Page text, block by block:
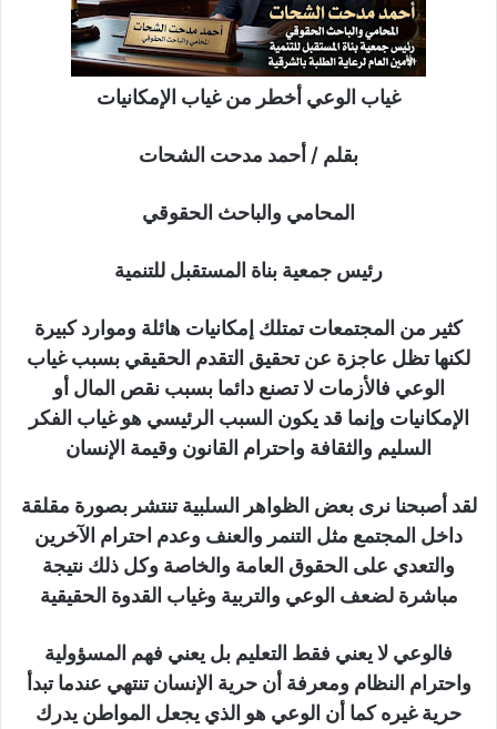
ا
إ
ل
ك
غياب الوعي أخطر من غياب الإمكانيات
بقلم / أحمد مدحت الشحات
المحامي والباحث الحقوقي
رئيس جمعية بناة المستقبل للتنمية
كثير من المجتمعات تمتلك إمكانيات هائلة وموارد كبيرة
لكنها تظل عاجزة عن تحقيق التقدم الحقيقي بسبب غياب
الوعي فالأزمات لا تصنع دائما بسبب نقص المال أو
الإمكانيات وإنما قد يكون السبب الرئيسي هو غياب الفكر
السليم والثقافة واحترام القانون وقيمة الإنسان
لقد أصبحنا نرى بعض الظواهر السلبية تنتشر بصورة مقلقة
داخل المجتمع مثل التنمر والعنف وعدم احترام الآخرين
والتعدي على الحقوق العامة والخاصة وكل ذلك نتيجة
مباشرة لضعف الوعي والتربية وغياب القدوة الحقيقية
فالوعي لا يعني فقط التعليم بل يعني فهم المسؤولية
واحترام النظام ومعرفة أن حرية الإنسان تنتهي عندما تبدأ
حرية غيره كما أن الوعي هو الذي يجعل المواطن يدرك